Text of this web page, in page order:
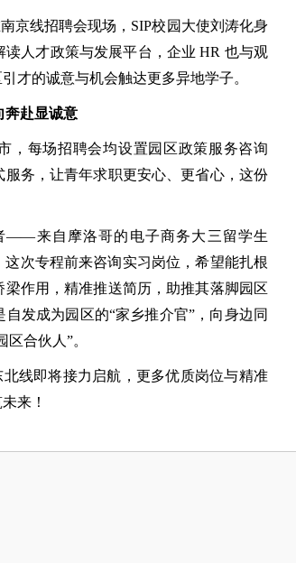
京线招聘会现场，SIP校园大使刘涛化身
人才政策与发展平台，企业 HR 也与观
才的诚意与机会触达更多异地学子。
奔赴显诚意
，每场招聘会均设置园区政策服务咨询
务，让青年求职更安心、更省心，这份
——来自摩洛哥的电子商务大三留学生
次专程前来咨询实习岗位，希望能扎根
作用，精准推送简历，助推其落脚园区
发成为园区的“家乡推介官”，向身边同
合伙人”。
线即将接力启航，更多优质岗位与精准
来！